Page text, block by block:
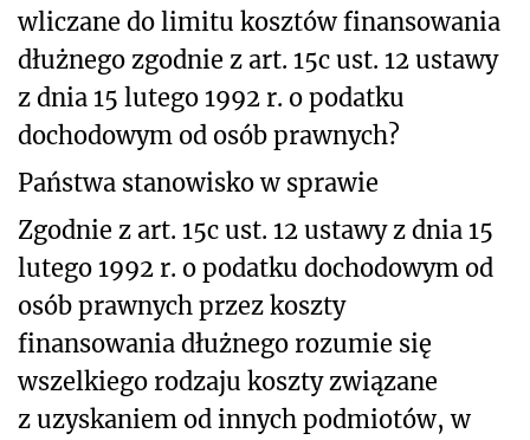
wliczane do limitu kosztów finansowania
dłużnego zgodnie z art. 15c ust. 12 ustawy
z dnia 15 lutego 1992 r. o podatku
dochodowym od osób prawnych?
Państwa stanowisko w sprawie
Zgodnie z art. 15c ust. 12 ustawy z dnia 15
lutego 1992 r. o podatku dochodowym od
osób prawnych przez koszty
finansowania dłużnego rozumie się
wszelkiego rodzaju koszty związane
z uzyskaniem od innych podmiotów, w